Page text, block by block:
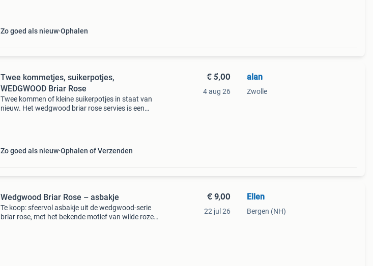
Zo goed als nieuw Ophalen
Twee kommetjes, suikerpotjes,
WEDGWOOD Briar Rose
Twee kommen of kleine suikerpotjes in staat van
nieuw. Het wedgwood briar rose servies is een
Zo goed als nieuw Ophalen of Verzenden
€ 5,00
4 aug 26
alan
Zwolle
Wedgwood Briar Rose – asbakje
Te koop: sfeervol asbakje uit de wedgwood-serie
briar rose, met het bekende motief van wilde rozen
€ 9,00
22 jul 26
Ellen
Bergen (NH)